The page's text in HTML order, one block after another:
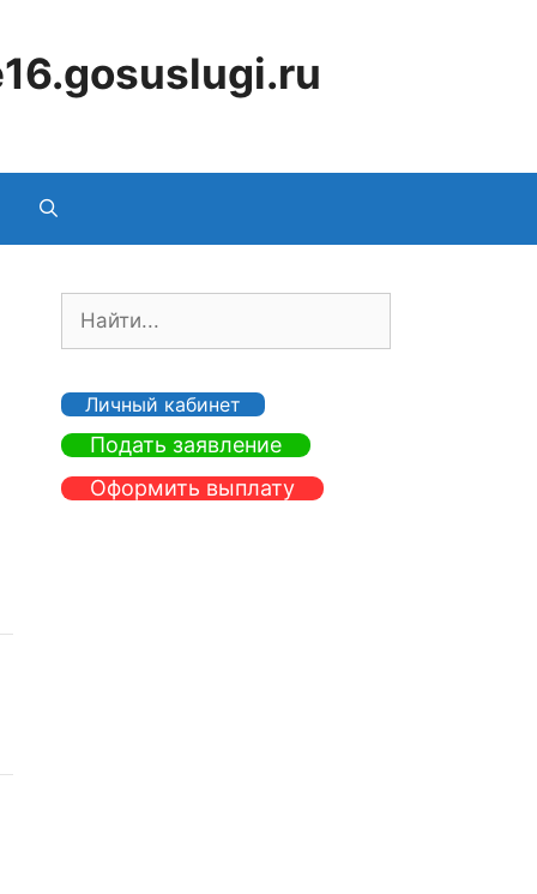
с
к
:
Личный кабинет
Подать заявление
Оформить выплату